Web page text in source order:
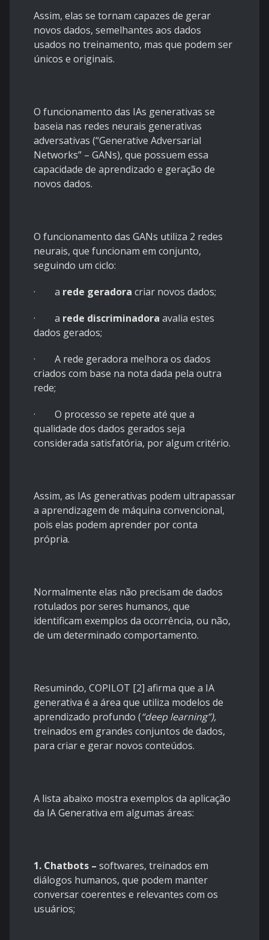
Assim, elas se tornam capazes de gerar
novos dados, semelhantes aos dados
usados no treinamento, mas que podem ser
únicos e originais.
O funcionamento das IAs generativas se
baseia nas redes neurais generativas
adversativas (“Generative Adversarial
Networks” – GANs), que possuem essa
capacidade de aprendizado e geração de
novos dados.
O funcionamento das GANs utiliza 2 redes
neurais, que funcionam em conjunto,
seguindo um ciclo:
· a rede geradora criar novos dados;
· a rede discriminadora avalia estes
dados gerados;
· A rede geradora melhora os dados
criados com base na nota dada pela outra
rede;
· O processo se repete até que a
qualidade dos dados gerados seja
considerada satisfatória, por algum critério.
Assim, as IAs generativas podem ultrapassar
a aprendizagem de máquina convencional,
pois elas podem aprender por conta
própria.
Normalmente elas não precisam de dados
rotulados por seres humanos, que
identificam exemplos da ocorrência, ou não,
de um determinado comportamento.
Resumindo, COPILOT [2] afirma que a IA
generativa é a área que utiliza modelos de
aprendizado profundo (“deep learning”),
treinados em grandes conjuntos de dados,
para criar e gerar novos conteúdos.
A lista abaixo mostra exemplos da aplicação
da IA Generativa em algumas áreas:
1. Chatbots – softwares, treinados em
diálogos humanos, que podem manter
conversar coerentes e relevantes com os
usuários;